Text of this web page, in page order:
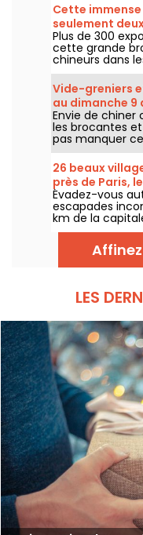
Cette
seulement
week-end dans
Plus de 300
cette grande
chineurs dans
revient sous le
Montesson le
Vide-greniers
au dimanche 9
programme du
Envie de chiner
les brocantes
pas manquer
août 2026 pour
affaires.
26 beaux
près de Paris,
Évadez-vous
escapades
km de la
LES